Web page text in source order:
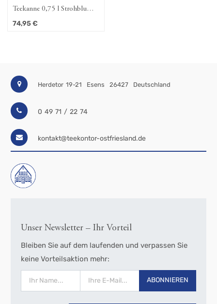
Teekanne 0,75 l Strohblume
(Amina)
74,95€
Herdetor 19-21 Esens 26427 Deutschland
0 49 71 / 22 74
kontakt@teekontor-ostfriesland.de
Unser Newsletter – Ihr Vorteil
Bleiben Sie auf dem laufenden und verpassen Sie
keine Vorteilsaktion mehr:
ABONNIEREN